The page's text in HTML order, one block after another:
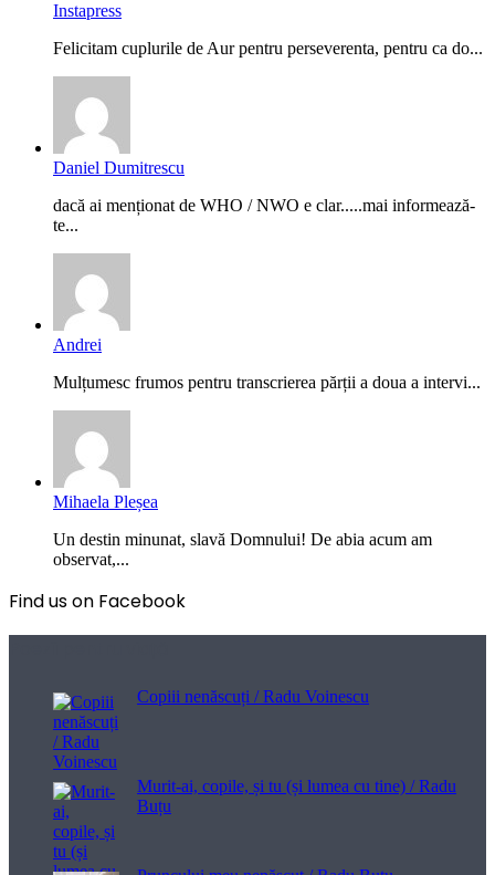
Instapress
Felicitam cuplurile de Aur pentru perseverenta, pentru ca do...
Daniel Dumitrescu
dacă ai menționat de WHO / NWO e clar.....mai informează-
te...
Andrei
Mulțumesc frumos pentru transcrierea părții a doua a intervi...
Mihaela Pleșea
Un destin minunat, slavă Domnului! De abia acum am
observat,...
Find us on Facebook
Copiii nenăscuți / Radu Voinescu
Murit-ai, copile, și tu (și lumea cu tine) / Radu
Buțu